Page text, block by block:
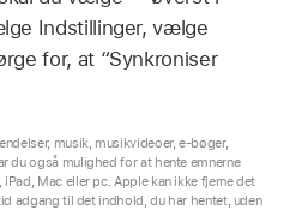
Indstillinger, vælge
for, at “Synkroniser
musik, musikvideoer, e-bøger,
du også mulighed for at hente emnerne
Mac eller pc. Apple kan ikke fjerne det
adgang til det indhold, du har hentet, uden